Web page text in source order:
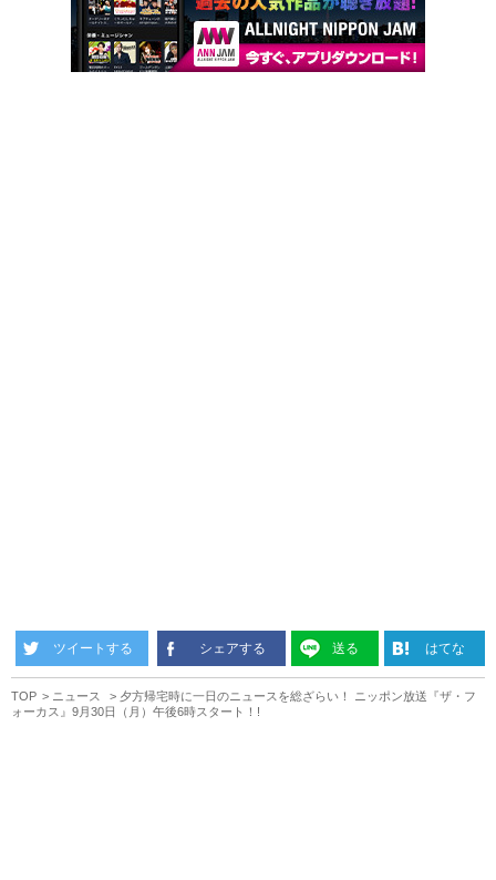
ツイートする シェアする 送る はてな
TOP ニュース
夕方帰宅時に一日のニュースを総ざらい！ ニッポン放送『ザ・フ
ォーカス』9月30日（月）午後6時スタート！!